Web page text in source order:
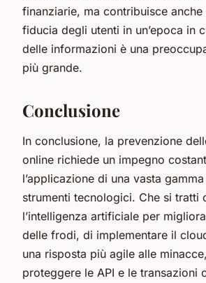
finanziarie, ma contribuisce anche
fiducia degli utenti in un’epoca in
delle informazioni è una
più grande.
Conclusione
In conclusione, la prevenzione
online richiede un impegno
l’applicazione di una vasta
strumenti tecnologici. Che si tratti
l’intelligenza artificiale per
delle frodi, di implementare il
una risposta più agile alle
proteggere le API e le transazioni